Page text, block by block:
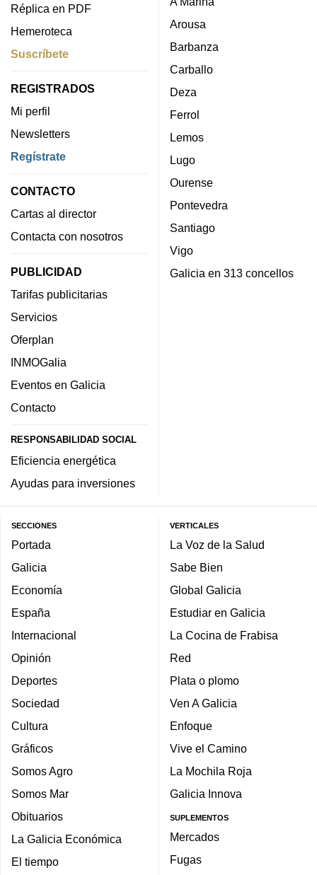
Réplica en PDF
Hemeroteca
Suscríbete
REGISTRADOS
Mi perfil
Newsletters
Regístrate
CONTACTO
Cartas al director
Contacta con nosotros
PUBLICIDAD
Tarifas publicitarias
Servicios
Oferplan
INMOGalia
Eventos en Galicia
Contacto
RESPONSABILIDAD SOCIAL
Eficiencia energética
Ayudas para inversiones
Arousa
Barbanza
Carballo
Deza
Ferrol
Lemos
Lugo
Ourense
Pontevedra
Santiago
Vigo
Galicia en 313 concellos
SECCIONES
Portada
Galicia
Economía
España
Internacional
Opinión
Deportes
Sociedad
Cultura
Gráficos
Somos Agro
Somos Mar
Obituarios
La Galicia Económica
El tiempo
VERTICALES
La Voz de la Salud
Sabe Bien
Global Galicia
Estudiar en Galicia
La Cocina de Frabisa
Red
Plata o plomo
Ven A Galicia
Enfoque
Vive el Camino
La Mochila Roja
Galicia Innova
SUPLEMENTOS
Mercados
Fugas